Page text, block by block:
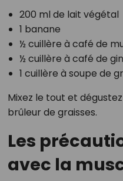
200 ml de lait végétal
1 banane
½ cuillère à café de
½ cuillère à café de
1 cuillère à soupe de
Mixez le tout et
brûleur de graisses.
Les
avec la